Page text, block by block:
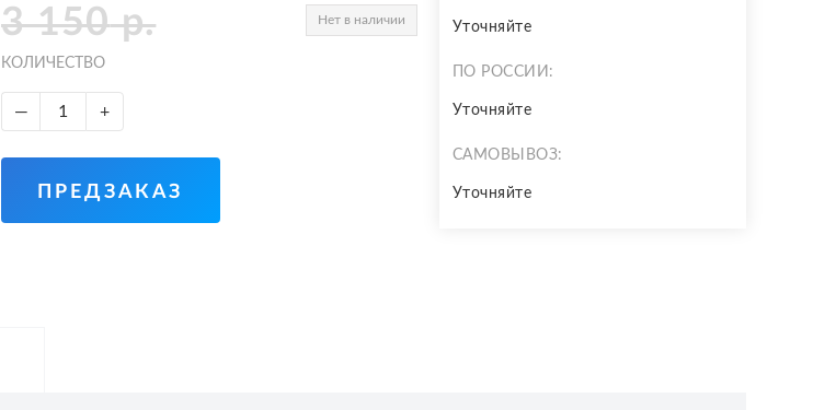
3 150р. Нет в наличии
КОЛИЧЕСТВО
— +
ПРЕДЗАКАЗ
Уточняйте
ПО РОССИИ:
Уточняйте
САМОВЫВОЗ:
Уточняйте